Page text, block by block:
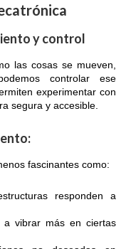
y control
las cosas se mueven,
controlar ese
experimentar con
segura y accesible.
fascinantes como:
responden a
a vibrar más en ciertas